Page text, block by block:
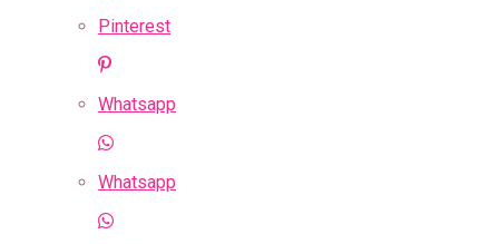
Pinterest
Whatsapp
Whatsapp